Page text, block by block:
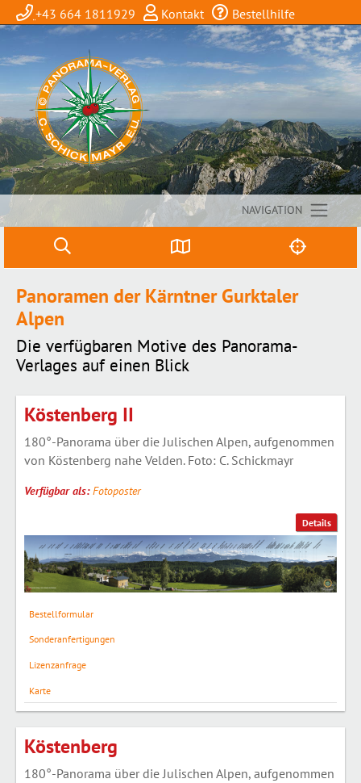
+43 664 1811929 Kontakt Bestellhilfe
NAVIGATION
Panoramen der Kärntner Gurktaler
Alpen
Die verfügbaren Motive des Panorama-
Verlages auf einen Blick
Details
Köstenberg II
180°-Panorama über die Julischen Alpen, aufgenommen
von Köstenberg nahe Velden. Foto: C. Schickmayr
Verfügbar als:Fotoposter
Bestellformular
Sonderanfertigungen
Lizenzanfrage
Karte
Köstenberg
180°-Panorama über die Julischen Alpen, aufgenommen